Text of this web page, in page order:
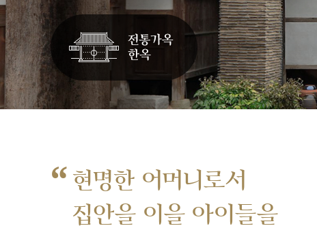
“ 현명한 어머니로서
집안을 이을 아이들을